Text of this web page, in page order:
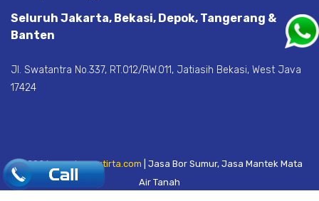
Seluruh Jakarta, Bekasi, Depok, Tangerang &
Banten
Jl. Swatantra No.337, RT.012/RW.011, Jatiasih Bekasi, West Java
17424
© 2026www.banyutirta.com | Jasa Bor Sumur, Jasa Mantek Mata
Air Tanah
.